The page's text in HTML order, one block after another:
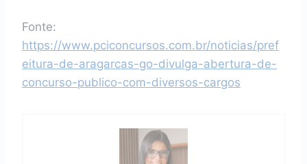
Fonte:
https://www.pciconcursos.com.br/noticias/pref
eitura-de-aragarcas-go-divulga-abertura-de-
concurso-publico-com-diversos-cargos